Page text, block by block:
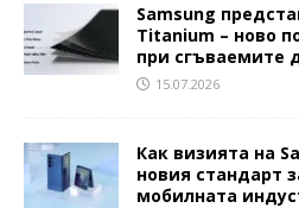
Samsung
Titanium – ново
при сгъваемите
15.07.2026
Как визията на
новия стандарт
мобилната